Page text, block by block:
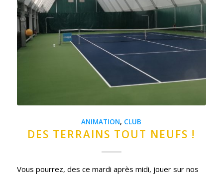
ANIMATION, CLUB
DES TERRAINS TOUT NEUFS !
Vous pourrez, des ce mardi après midi, jouer sur nos